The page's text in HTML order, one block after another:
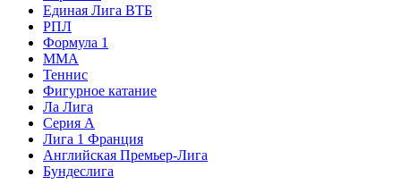
Единая Лига ВТБ
РПЛ
Формула 1
MMA
Теннис
Фигурное катание
Ла Лига
Серия А
Лига 1 Франция
Английская Премьер-Лига
Бундеслига